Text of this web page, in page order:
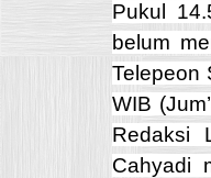
Pukul
belum
Telepeon
WIB
Redaksi
Cahyadi